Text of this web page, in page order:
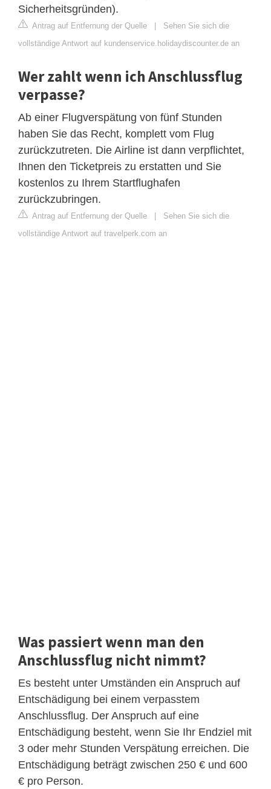
Sicherheitsgründen).
Antrag auf Entfernung der Quelle | Sehen Sie sich die
vollständige Antwort auf kundenservice.holidaydiscounter.de an
Wer zahlt wenn ich Anschlussflug
verpasse?
Ab einer Flugverspätung von fünf Stunden
haben Sie das Recht, komplett vom Flug
zurückzutreten. Die Airline ist dann verpflichtet,
Ihnen den Ticketpreis zu erstatten und Sie
kostenlos zu Ihrem Startflughafen
zurückzubringen.
Antrag auf Entfernung der Quelle | Sehen Sie sich die
vollständige Antwort auf travelperk.com an
Was passiert wenn man den
Anschlussflug nicht nimmt?
Es besteht unter Umständen ein Anspruch auf
Entschädigung bei einem verpasstem
Anschlussflug. Der Anspruch auf eine
Entschädigung besteht, wenn Sie Ihr Endziel mit
3 oder mehr Stunden Verspätung erreichen. Die
Entschädigung beträgt zwischen 250 € und 600
€ pro Person.